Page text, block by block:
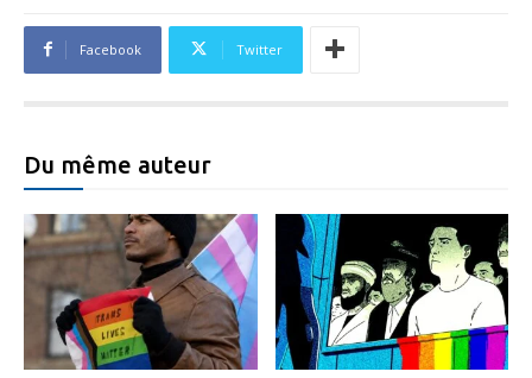
Facebook Twitter
Du même auteur